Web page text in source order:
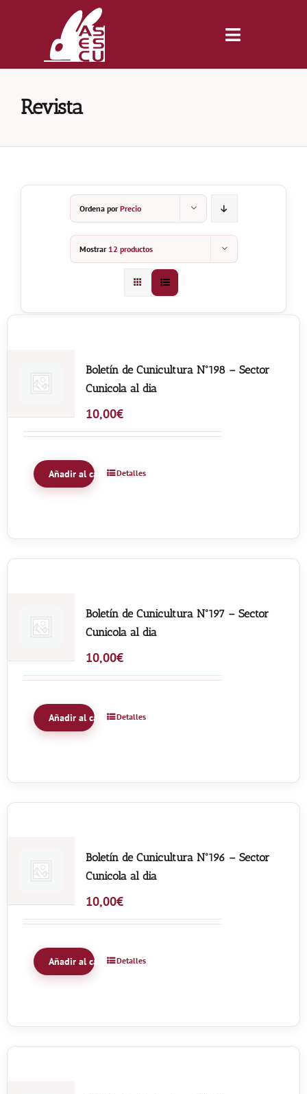
Toggle
Inicio
Revista
Tienda
Hazte Socio
Contactar
WooCommerce My Account
Revista
Ordena porPrecio
Mostrar 12 productos
Boletín de Cunicultura Nº198 – Sector
Cunicola al dia
10,00€
Añadir al carritoDetalles
Boletín de Cunicultura Nº197 – Sector
Cunicola al dia
10,00€
Añadir al carritoDetalles
Boletín de Cunicultura Nº196 – Sector
Cunicola al dia
10,00€
Añadir al carritoDetalles